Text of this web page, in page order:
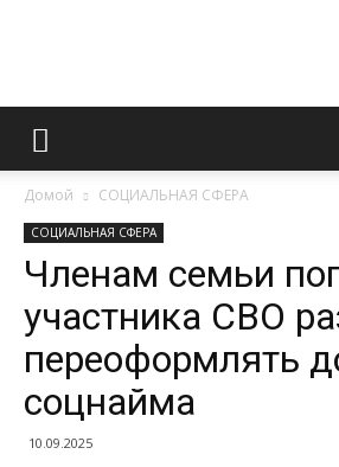
портал
Домой СОЦИАЛЬНАЯ СФЕРА
СОЦИАЛЬНАЯ СФЕРА
Членам семьи
участника СВО
переоформлять
соцнайма
10.09.2025